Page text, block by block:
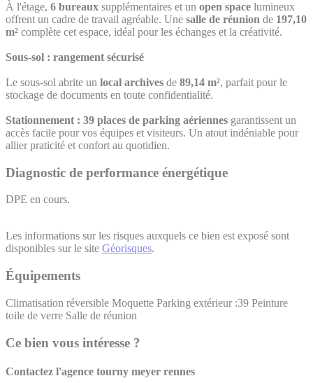
À l'étage, 6 bureaux supplémentaires et un open space lumineux
offrent un cadre de travail agréable. Une salle de réunion de 197,10
m² complète cet espace, idéal pour les échanges et la créativité.
Sous-sol : rangement sécurisé
Le sous-sol abrite un local archives de 89,14 m², parfait pour le
stockage de documents en toute confidentialité.
Stationnement : 39 places de parking aériennes garantissent un
accès facile pour vos équipes et visiteurs. Un atout indéniable pour
allier praticité et confort au quotidien.
Diagnostic de performance énergétique
DPE en cours.
Les informations sur les risques auxquels ce bien est exposé sont
disponibles sur le site Géorisques.
Équipements
Climatisation réversible Moquette Parking extérieur :39 Peinture
toile de verre Salle de réunion
Ce bien vous intéresse ?
Contactez l'agence tourny meyer rennes